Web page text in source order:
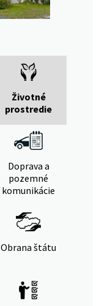
Životné
prostredie
Doprava a
pozemné
komunikácie
Obrana štátu